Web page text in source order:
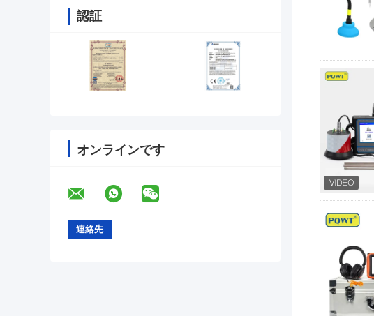
認証
オンラインです